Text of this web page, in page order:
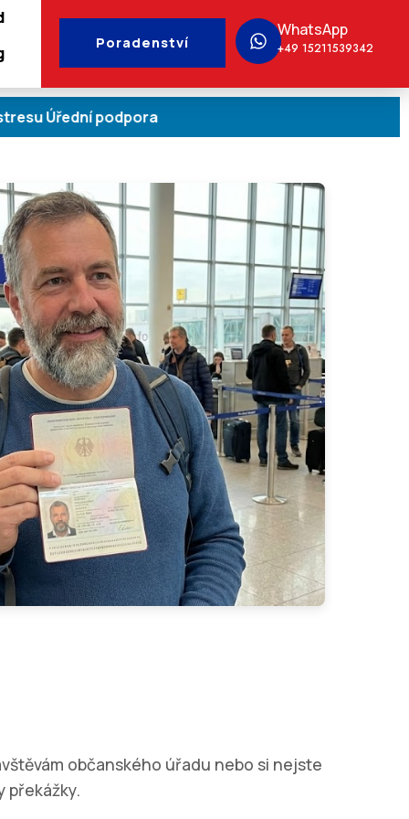
Poradenství
WhatsApp
+49 15211539342
podpora
občanského úřadu nebo si nejste
překážky.